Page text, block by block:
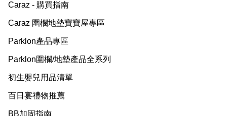
Caraz - 購買指南
Caraz 圍欄地墊寶寶屋專區
Parklon產品專區
Parklon圍欄/地墊產品全系列
初生嬰兒用品清單
百日宴禮物推薦
BB加固指南